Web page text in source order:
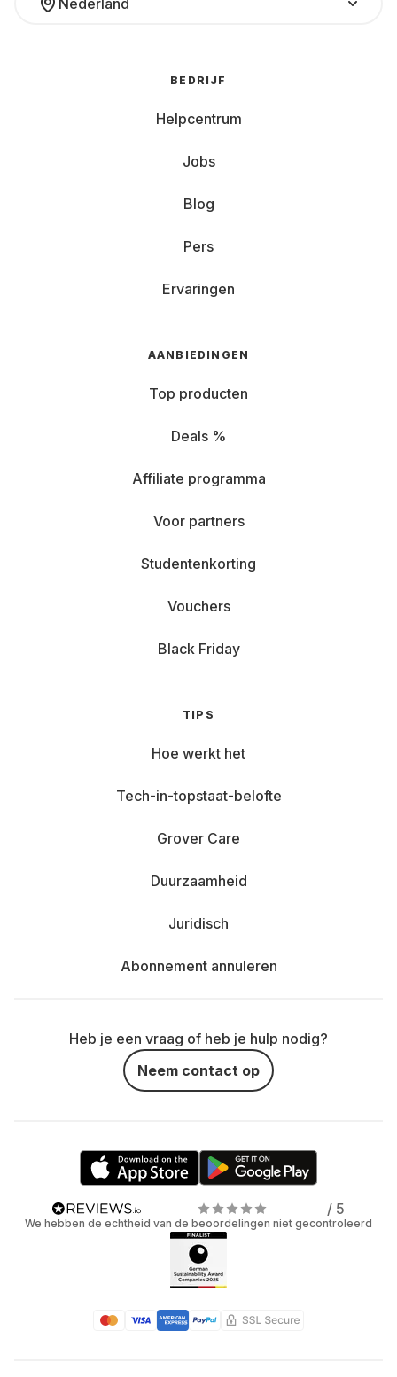
Nederland
BEDRIJF
Helpcentrum
Jobs
Blog
Pers
Ervaringen
AANBIEDINGEN
Top producten
Deals %
Affiliate programma
Voor partners
Studentenkorting
Vouchers
Black Friday
TIPS
Hoe werkt het
Tech-in-topstaat-belofte
Grover Care
Duurzaamheid
Juridisch
Abonnement annuleren
Heb je een vraag of heb je hulp nodig?
Neem contact op
/ 5
We hebben de echtheid van de beoordelingen niet gecontroleerd